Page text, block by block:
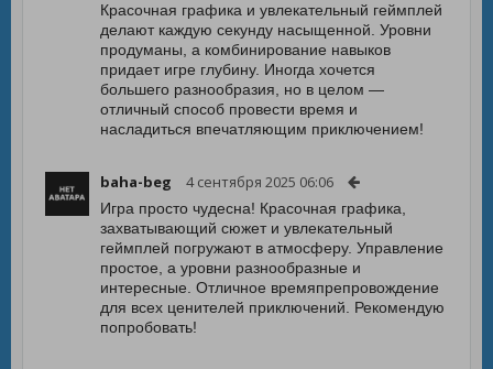
Красочная графика и увлекательный геймплей
делают каждую секунду насыщенной. Уровни
продуманы, а комбинирование навыков
придает игре глубину. Иногда хочется
большего разнообразия, но в целом —
отличный способ провести время и
насладиться впечатляющим приключением!
baha-beg 4 сентября 2025 06:06
Игра просто чудесна! Красочная графика,
захватывающий сюжет и увлекательный
геймплей погружают в атмосферу. Управление
простое, а уровни разнообразные и
интересные. Отличное времяпрепровождение
для всех ценителей приключений. Рекомендую
попробовать!